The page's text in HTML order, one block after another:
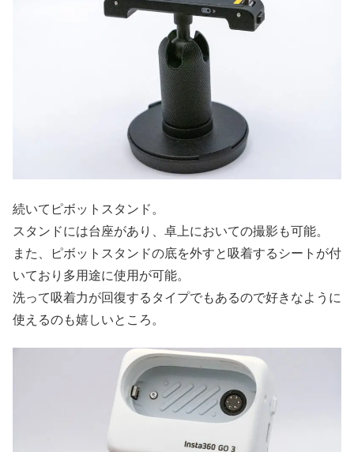
続いてピボットスタンド。
スタンドには台座があり、卓上においての撮影も可能。
また、ピボットスタンドの底を外すと吸着するシートが付
いており多用途に使用が可能。
洗って吸着力が回復するタイプでもあるので好きなように
使えるのも嬉しいところ。